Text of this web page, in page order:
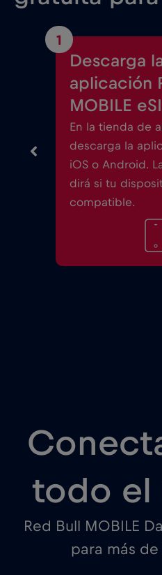
1
Descarga
aplicación
MOBILE
En la tienda de
descarga la
iOS o Android.
dirá si tu
compatible.
todo el
Red Bull MOBILE
para más